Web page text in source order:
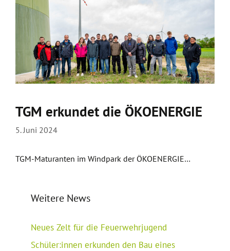
TGM erkundet die ÖKOENERGIE
5. Juni 2024
TGM-Maturanten im Windpark der ÖKOENERGIE…
Weitere News
Neues Zelt für die Feuerwehrjugend
Schüler:innen erkunden den Bau eines